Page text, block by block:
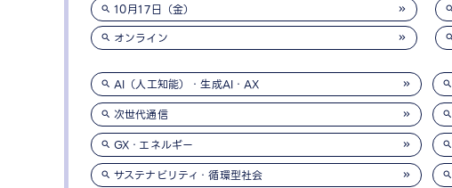
10月17日（金）
オンライン
AI（人工知能）・生成AI・AX
次世代通信
GX・エネルギー
サステナビリティ・循環型社会